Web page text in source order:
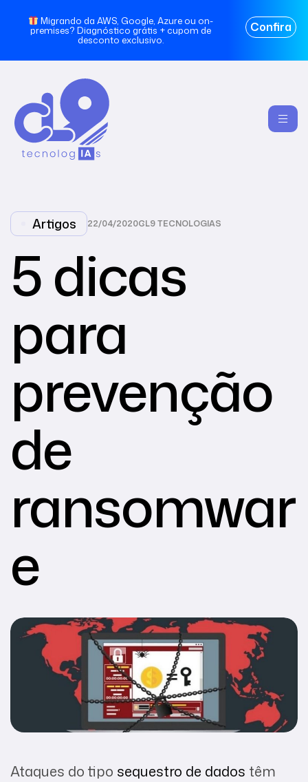
Migrando da AWS, Google, Azure ou on-
premises? Diagnóstico grátis + cupom de
desconto exclusivo.
Confira
Artigos 22/04/2020CL9 TECNOLOGIAS
5 dicas
para
prevenção
de
ransomwar
e
Ataques do tipo sequestro de dados têm